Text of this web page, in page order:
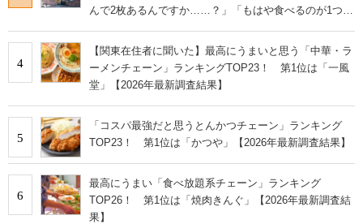
んで2枚あるんですか……？」「もはや食べるのが1つの
4
【関東在住者に聞いた】最高にうまいと思う「中華・ラ
ーメンチェーン」ランキングTOP23！ 第1位は「一風
堂」【2026年最新調査結果】
5
「コスパ最強だと思うとんかつチェーン」ランキング
TOP23！ 第1位は「かつや」【2026年最新調査結果】
6
最高にうまい「食べ放題系チェーン」ランキング
TOP26！ 第1位は「焼肉きんぐ」【2026年最新調査結
果】